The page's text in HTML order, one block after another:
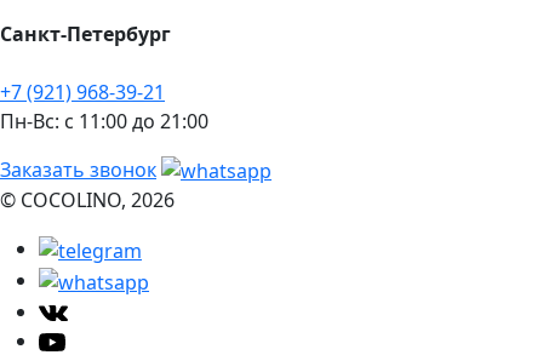
Санкт-Петербург
+7 (921) 968-39-21
Пн-Вс: c 11:00 до 21:00
Заказать звонок
© COCOLINO, 2026